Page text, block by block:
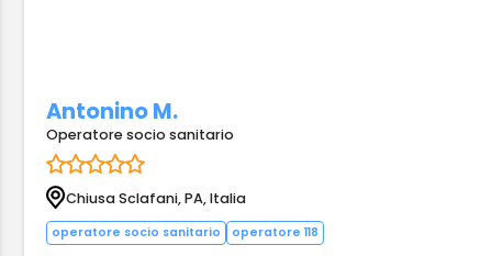
Antonino M.
Operatore socio sanitario
Chiusa Sclafani, PA, Italia
operatore socio sanitario operatore 118